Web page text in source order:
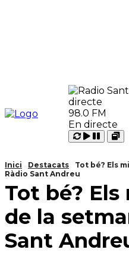
98.0 FM
En directe
Carregant
Reproduir
Pausar
Inici Destacats
Tot bé? Els
Ràdio Sant Andreu
Tot bé?
de la
Sant